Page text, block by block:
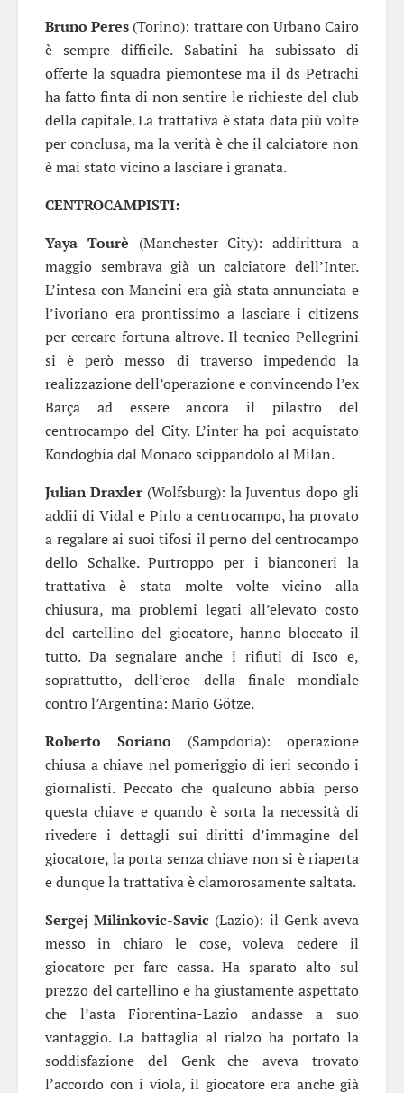
Bruno Peres (Torino): trattare con Urbano Cairo
è sempre difficile. Sabatini ha subissato di
offerte la squadra piemontese ma il ds Petrachi
ha fatto finta di non sentire le richieste del club
della capitale. La trattativa è stata data più volte
per conclusa, ma la verità è che il calciatore non
è mai stato vicino a lasciare i granata.
CENTROCAMPISTI:
Yaya Tourè (Manchester City): addirittura a
maggio sembrava già un calciatore dell’Inter.
L’intesa con Mancini era già stata annunciata e
l’ivoriano era prontissimo a lasciare i citizens
per cercare fortuna altrove. Il tecnico Pellegrini
si è però messo di traverso impedendo la
realizzazione dell’operazione e convincendo l’ex
Barça ad essere ancora il pilastro del
centrocampo del City. L’inter ha poi acquistato
Kondogbia dal Monaco scippandolo al Milan.
Julian Draxler(Wolfsburg): la Juventus dopo gli
addii di Vidal e Pirlo a centrocampo, ha provato
a regalare ai suoi tifosi il perno del centrocampo
dello Schalke. Purtroppo per i bianconeri la
trattativa è stata molte volte vicino alla
chiusura, ma problemi legati all’elevato costo
del cartellino del giocatore, hanno bloccato il
tutto. Da segnalare anche i rifiuti di Isco e,
soprattutto, dell’eroe della finale mondiale
contro l’Argentina: Mario Götze.
Roberto Soriano (Sampdoria): operazione
chiusa a chiave nel pomeriggio di ieri secondo i
giornalisti. Peccato che qualcuno abbia perso
questa chiave e quando è sorta la necessità di
rivedere i dettagli sui diritti d’immagine del
giocatore, la porta senza chiave non si è riaperta
e dunque la trattativa è clamorosamente saltata.
Sergej Milinkovic-Savic (Lazio): il Genk aveva
messo in chiaro le cose, voleva cedere il
giocatore per fare cassa. Ha sparato alto sul
prezzo del cartellino e ha giustamente aspettato
che l’asta Fiorentina-Lazio andasse a suo
vantaggio. La battaglia al rialzo ha portato la
soddisfazione del Genk che aveva trovato
l’accordo con i viola, il giocatore era anche già